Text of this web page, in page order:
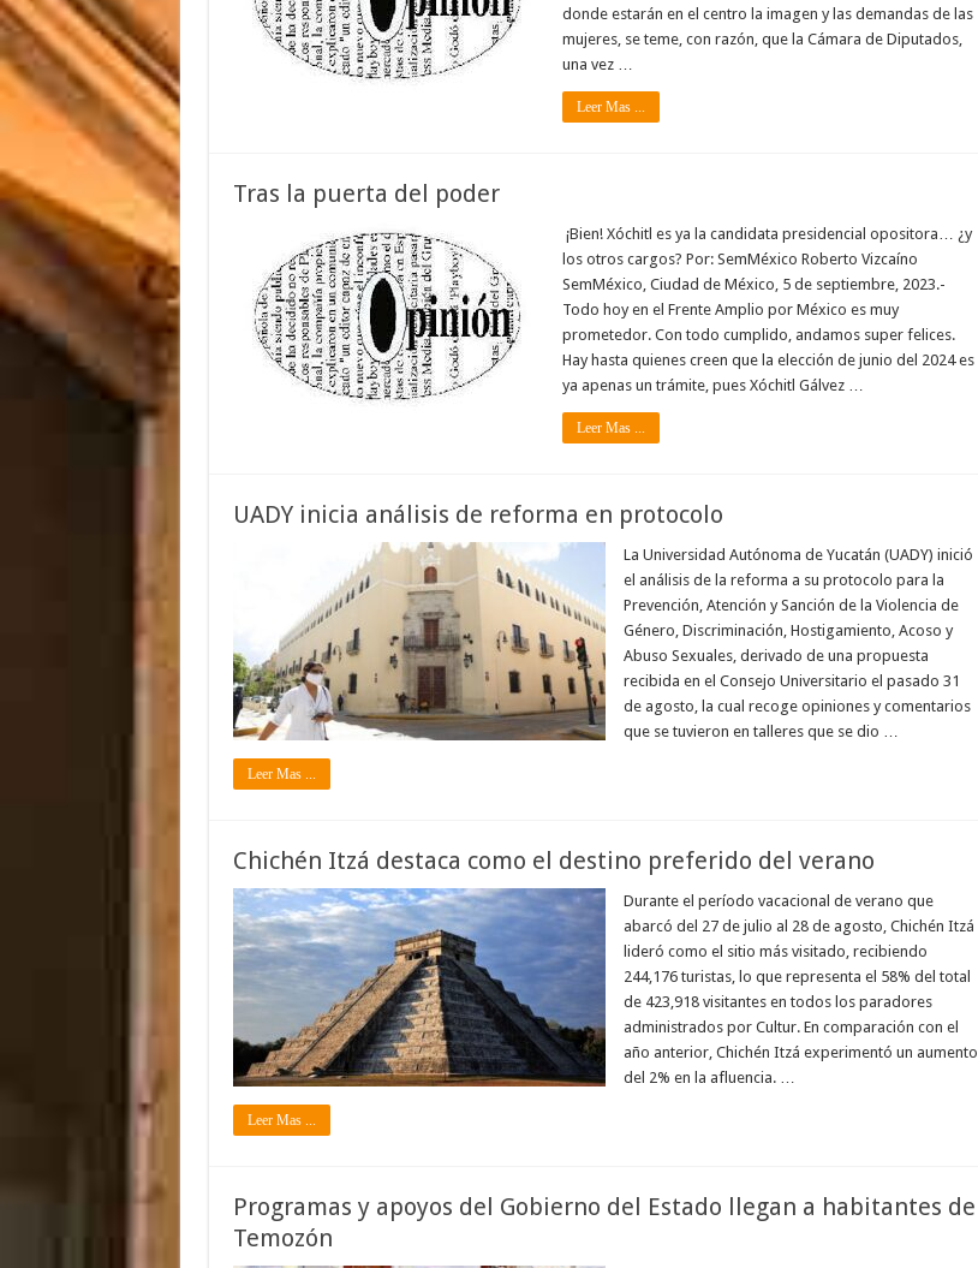
donde estarán en el centro la imagen y las demandas de las
mujeres, se teme, con razón, que la Cámara de Diputados,
una vez …
Leer Mas ...
Tras la puerta del poder
¡Bien! Xóchitl es ya la candidata presidencial opositora… ¿y
los otros cargos? Por: SemMéxico Roberto Vizcaíno
SemMéxico, Ciudad de México, 5 de septiembre, 2023.-
Todo hoy en el Frente Amplio por México es muy
prometedor. Con todo cumplido, andamos super felices.
Hay hasta quienes creen que la elección de junio del 2024 es
ya apenas un trámite, pues Xóchitl Gálvez …
Leer Mas ...
UADY inicia análisis de reforma en protocolo
La Universidad Autónoma de Yucatán (UADY) inició
el análisis de la reforma a su protocolo para la
Prevención, Atención y Sanción de la Violencia de
Género, Discriminación, Hostigamiento, Acoso y
Abuso Sexuales, derivado de una propuesta
recibida en el Consejo Universitario el pasado 31
de agosto, la cual recoge opiniones y comentarios
que se tuvieron en talleres que se dio …
Leer Mas ...
Chichén Itzá destaca como el destino preferido del verano
Durante el período vacacional de verano que
abarcó del 27 de julio al 28 de agosto, Chichén Itzá
lideró como el sitio más visitado, recibiendo
244,176 turistas, lo que representa el 58% del total
de 423,918 visitantes en todos los paradores
administrados por Cultur. En comparación con el
año anterior, Chichén Itzá experimentó un aumento
del 2% en la afluencia. …
Leer Mas ...
Programas y apoyos del Gobierno del Estado llegan a habitantes de
Temozón